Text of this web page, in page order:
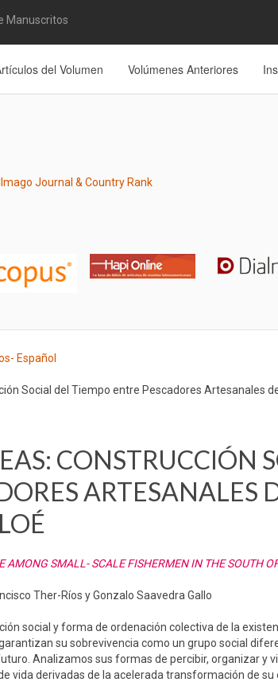
Manuscritos
del Volumen Volúmenes Anteriores
Español
Social del Tiempo entre Pescadores Artesanales
CONSTRUCCIÓN
ARTESANALES
AMONG SMALL- SCALE FISHERMEN IN THE SOUTH
Ther-Ríos y Gonzalo Saavedra Gallo
social y forma de ordenación colectiva de la
su sobrevivencia como un grupo social
Analizamos sus formas de percibir, organizar y
vida derivadas de la acelerada transformación de su